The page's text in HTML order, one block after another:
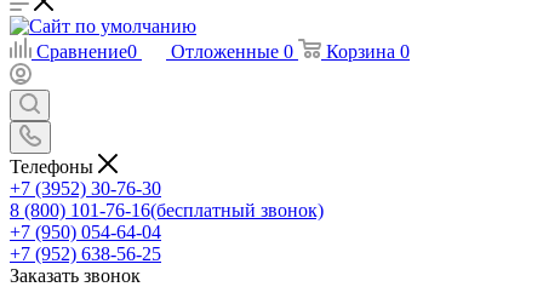
Сравнение0 Отложенные 0 Корзина 0
Телефоны
+7 (3952) 30-76-30
8 (800) 101-76-16(бесплатный звонок)
+7 (950) 054-64-04
+7 (952) 638-56-25
Заказать звонок